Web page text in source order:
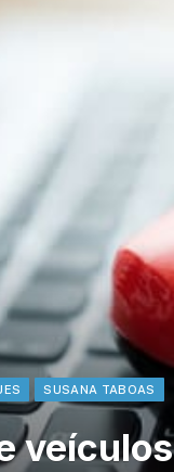
SUSANA TABOAS